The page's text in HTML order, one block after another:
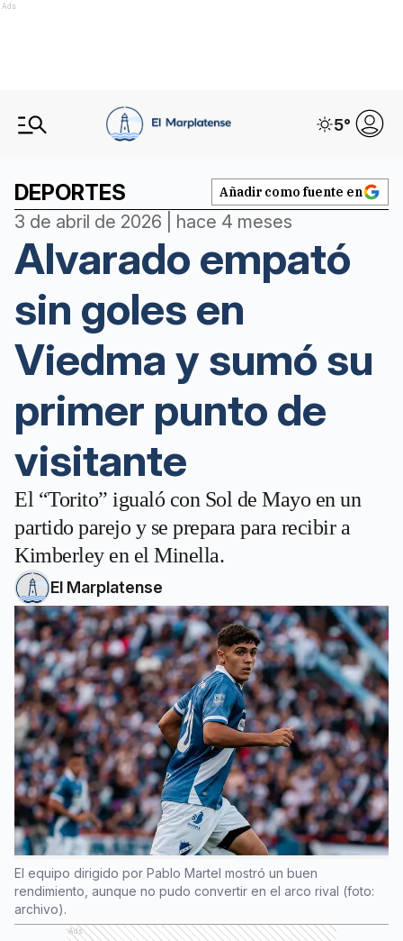
Ads
5°
DEPORTES Añadir como fuente en
3 de abril de 2026 | hace 4 meses
Alvarado empató
sin goles en
Viedma y sumó su
primer punto de
visitante
El “Torito” igualó con Sol de Mayo en un
partido parejo y se prepara para recibir a
Kimberley en el Minella.
El Marplatense
El equipo dirigido por Pablo Martel mostró un buen
rendimiento, aunque no pudo convertir en el arco rival (foto:
archivo).
Ads